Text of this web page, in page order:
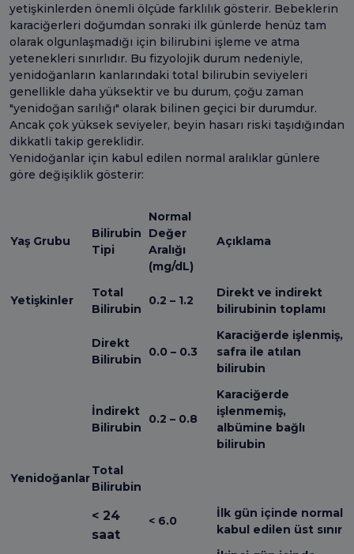
yetişkinlerden önemli ölçüde farklılık gösterir. Bebeklerin
karaciğerleri doğumdan sonraki ilk günlerde henüz tam
olarak olgunlaşmadığı için bilirubini işleme ve atma
yetenekleri sınırlıdır. Bu fizyolojik durum nedeniyle,
yenidoğanların kanlarındaki total bilirubin seviyeleri
genellikle daha yüksektir ve bu durum, çoğu zaman
"yenidoğan sarılığı" olarak bilinen geçici bir durumdur.
Ancak çok yüksek seviyeler, beyin hasarı riski taşıdığından
dikkatli takip gereklidir.
Yenidoğanlar için kabul edilen normal aralıklar günlere
göre değişiklik gösterir:
Yaş Grubu
Bilirubin
Tipi
Normal
Değer
Aralığı
(mg/dL)
Açıklama
Yetişkinler
Total
Bilirubin
0.2 – 1.2
Direkt ve indirekt
bilirubinin toplamı
Direkt
Bilirubin
0.0 – 0.3
Karaciğerde işlenmiş,
safra ile atılan
bilirubin
İndirekt
Bilirubin
0.2 – 0.8
Karaciğerde
işlenmemiş,
albümine bağlı
bilirubin
Yenidoğanlar
Total
Bilirubin
< 24
saat
< 6.0
İlk gün içinde normal
kabul edilen üst sınır